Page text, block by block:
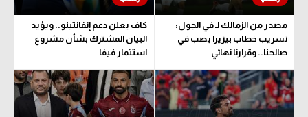
مصدر من الزمالك لـ في الجول:
تسريب خطاب بيزيرا يصب في
صالحنا.. وقرارنا نهائي
كاف يعلن دعم إنفانتينو.. ويؤيد
البيان المشترك بشأن مشروع
استثمار فيفا